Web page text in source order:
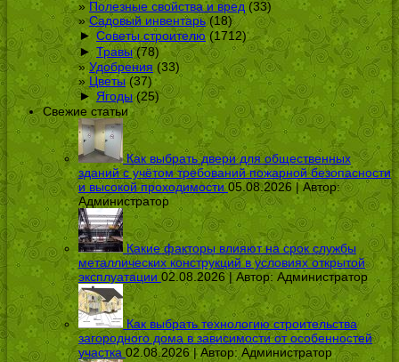
Полезные свойства и вред (33)
Садовый инвентарь(18)
► Советы строителю (1712)
► Травы(78)
Удобрения (33)
Цветы(37)
► Ягоды(25)
Свежие статьи
Как выбрать двери для общественных
зданий с учётом требований пожарной безопасности
и высокой проходимости 05.08.2026 | Автор:
Администратор
Какие факторы влияют на срок службы
металлических конструкций в условиях открытой
эксплуатации 02.08.2026 | Автор: Администратор
Как выбрать технологию строительства
загородного дома в зависимости от особенностей
участка 02.08.2026 | Автор: Администратор